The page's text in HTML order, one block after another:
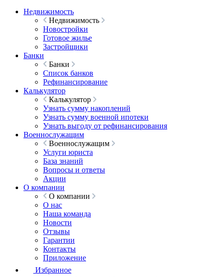
Недвижимость
Недвижимость
Новостройки
Готовое жилье
Застройщики
Банки
Банки
Список банков
Рефинансирование
Калькулятор
Калькулятор
Узнать сумму накоплений
Узнать сумму военной ипотеки
Узнать выгоду от рефинансирования
Военнослужащим
Военнослужащим
Услуги юриста
База знаний
Вопросы и ответы
Акции
О компании
О компании
О нас
Наша команда
Новости
Отзывы
Гарантии
Контакты
Приложение
Избранное